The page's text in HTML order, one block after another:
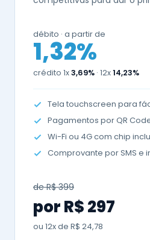
débito · a partir de
1,32%
crédito 1x3,69% · 12x14,23%
Tela touchscreen para
Pagamentos por QR
Wi-Fi ou 4G com chip
Comprovante por SMS e
de R$ 399
por R$ 297
ou 12x de R$ 24,78